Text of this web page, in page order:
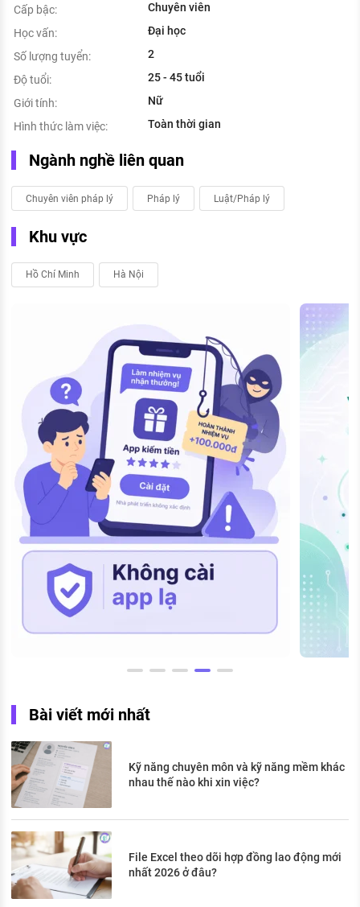
Cấp bậc:
Chuyên viên
Học vấn:
Đại học
Số lượng tuyển:
2
Độ tuổi:
25 - 45 tuổi
Giới tính:
Nữ
Hình thức làm việc:
Toàn thời gian
Ngành nghề liên quan
Chuyên viên pháp lý Pháp lý Luật/Pháp lý
Khu vực
Hồ Chí Minh Hà Nội
Bài viết mới nhất
Kỹ năng chuyên môn và kỹ năng mềm khác
nhau thế nào khi xin việc?
File Excel theo dõi hợp đồng lao động mới
nhất 2026 ở đâu?